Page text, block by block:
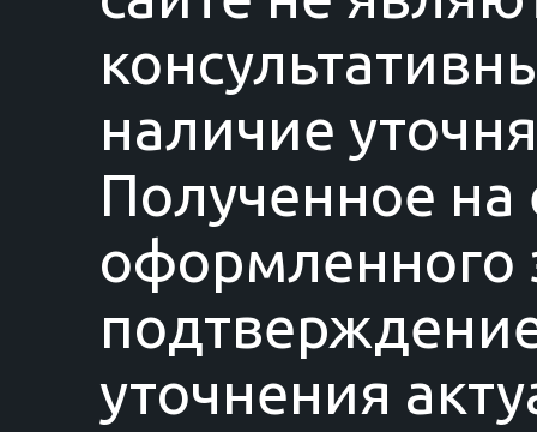
наличие
Полученное на
оформленного
уточнения